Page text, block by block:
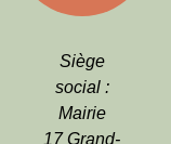
Siège
social :
Mairie
17 Grand-